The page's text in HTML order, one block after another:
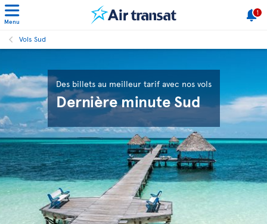
Menu
1
Vols Sud
Des billets au meilleur tarif avec nos vols
Dernière minute Sud